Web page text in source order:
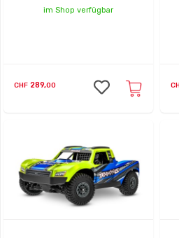
im Shop verfügbar
CHF 289,00